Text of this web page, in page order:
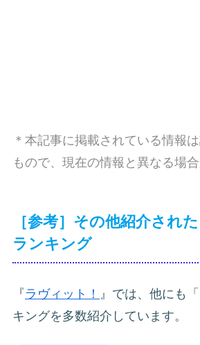
＊本記事に掲載されている情報
もので、現在の情報と異なる場
［参考］その他紹介され
ランキング
『 ラヴィット！
』では、他にも
キングを多数紹介しています。